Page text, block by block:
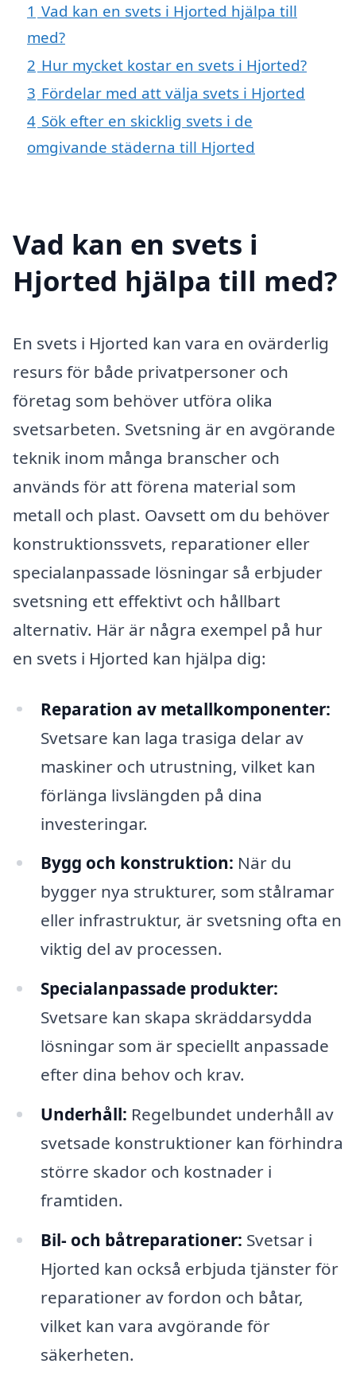
1 Vad kan en svets i Hjorted hjälpa till
med?
2 Hur mycket kostar en svets i Hjorted?
3 Fördelar med att välja svets i Hjorted
4 Sök efter en skicklig svets i de
omgivande städerna till Hjorted
Vad kan en svets i
Hjorted hjälpa till med?
En svets i Hjorted kan vara en ovärderlig
resurs för både privatpersoner och
företag som behöver utföra olika
svetsarbeten. Svetsning är en avgörande
teknik inom många branscher och
används för att förena material som
metall och plast. Oavsett om du behöver
konstruktionssvets, reparationer eller
specialanpassade lösningar så erbjuder
svetsning ett effektivt och hållbart
alternativ. Här är några exempel på hur
en svets i Hjorted kan hjälpa dig:
Reparation av metallkomponenter:
Svetsare kan laga trasiga delar av
maskiner och utrustning, vilket kan
förlänga livslängden på dina
investeringar.
Bygg och konstruktion: När du
bygger nya strukturer, som stålramar
eller infrastruktur, är svetsning ofta en
viktig del av processen.
Specialanpassade produkter:
Svetsare kan skapa skräddarsydda
lösningar som är speciellt anpassade
efter dina behov och krav.
Underhåll: Regelbundet underhåll av
svetsade konstruktioner kan förhindra
större skador och kostnader i
framtiden.
Bil- och båtreparationer: Svetsar i
Hjorted kan också erbjuda tjänster för
reparationer av fordon och båtar,
vilket kan vara avgörande för
säkerheten.